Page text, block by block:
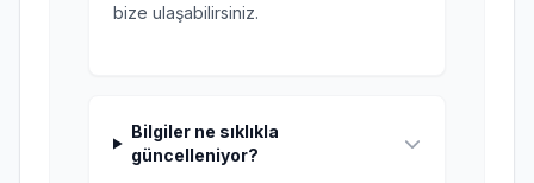
bize ulaşabilirsiniz.
Bilgiler ne sıklıkla
güncelleniyor?